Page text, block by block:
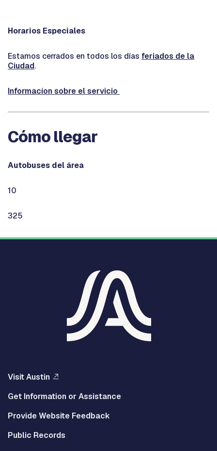
Horarios Especiales
Estamos cerrados en todos los días feriados de la
Ciudad.
Informacíon sobre el servicio
Cómo llegar
Autobuses del área
10
325
Visit Austin
Get Information or Assistance
Provide Website Feedback
Public Records